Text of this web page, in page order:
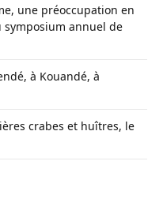
une préoccupation en
annuel de
à Kouandé, à
crabes et huîtres, le